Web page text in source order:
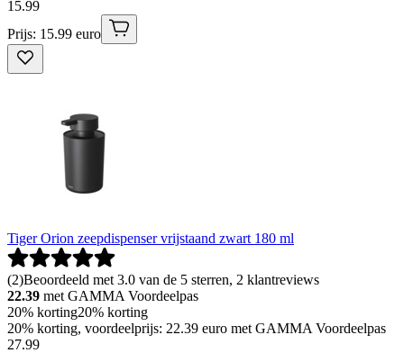
15.99
Prijs: 15.99 euro
Tiger Orion zeepdispenser vrijstaand zwart 180 ml
(2)Beoordeeld met 3.0 van de 5 sterren, 2 klantreviews
22.39 met GAMMA Voordeelpas
20% korting20% korting
20% korting, voordeelprijs: 22.39 euro met GAMMA Voordeelpas
27.99